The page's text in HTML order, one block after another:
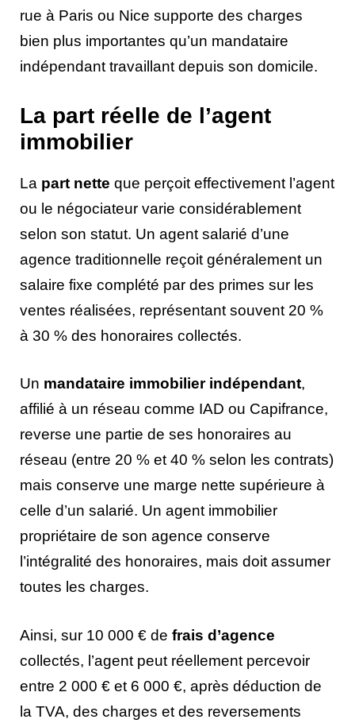
rue à Paris ou Nice supporte des charges
bien plus importantes qu’un mandataire
indépendant travaillant depuis son domicile.
La part réelle de l’agent
immobilier
La part nette que perçoit effectivement l’agent
ou le négociateur varie considérablement
selon son statut. Un agent salarié d’une
agence traditionnelle reçoit généralement un
salaire fixe complété par des primes sur les
ventes réalisées, représentant souvent 20 %
à 30 % des honoraires collectés.
Un mandataire immobilier indépendant,
affilié à un réseau comme IAD ou Capifrance,
reverse une partie de ses honoraires au
réseau (entre 20 % et 40 % selon les contrats)
mais conserve une marge nette supérieure à
celle d’un salarié. Un agent immobilier
propriétaire de son agence conserve
l’intégralité des honoraires, mais doit assumer
toutes les charges.
Ainsi, sur 10 000 € de frais d’agence
collectés, l’agent peut réellement percevoir
entre 2 000 € et 6 000 €, après déduction de
la TVA, des charges et des reversements